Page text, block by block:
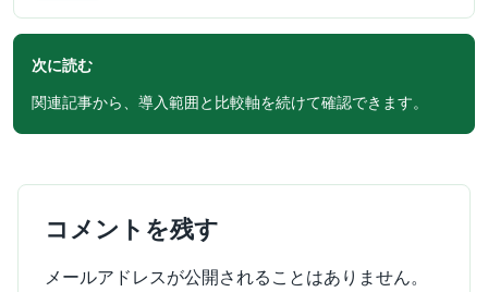
次に読む
関連記事から、導入範囲と比較軸を続けて確認できます。
コメントを残す
メールアドレスが公開されることはありません。